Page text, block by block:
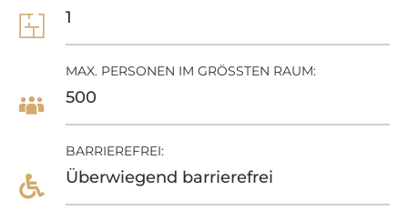
1
MAX. PERSONEN IM GRÖSSTEN RAUM:
500
BARRIEREFREI:
Überwiegend barrierefrei